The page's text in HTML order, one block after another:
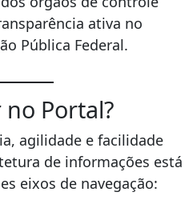
ativa no
Pública Federal.
Portal?
agilidade e facilidade
de informações está
eixos de navegação: